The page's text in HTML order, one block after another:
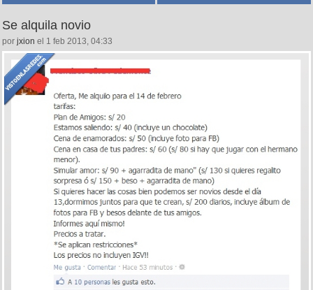
Se alquila novio
por jxion el 1 feb 2013, 04:33